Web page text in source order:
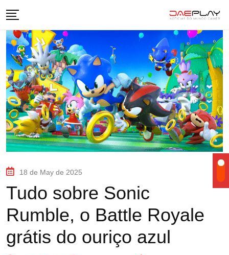
18 de May de 2025
Tudo sobre Sonic
Rumble, o Battle Royale
grátis do ouriço azul